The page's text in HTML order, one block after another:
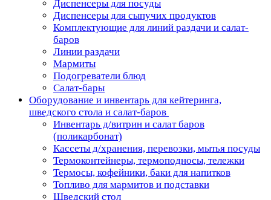
Диспенсеры для посуды
Диспенсеры для сыпучих продуктов
Комплектующие для линий раздачи и салат-
баров
Линии раздачи
Мармиты
Подогреватели блюд
Салат-бары
Оборудование и инвентарь для кейтеринга,
шведского стола и салат-баров
Инвентарь д/витрин и салат баров
(поликарбонат)
Кассеты д/хранения, перевозки, мытья посуды
Термоконтейнеры, термоподносы, тележки
Термосы, кофейники, баки для напитков
Топливо для мармитов и подставки
Шведский стол